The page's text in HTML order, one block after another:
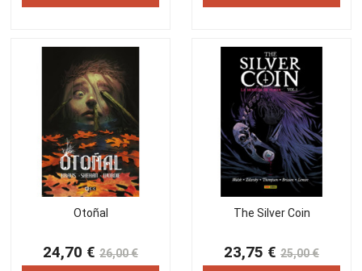
Otoñal
24,70 € 26,00 €
The Silver Coin
23,75 € 25,00 €